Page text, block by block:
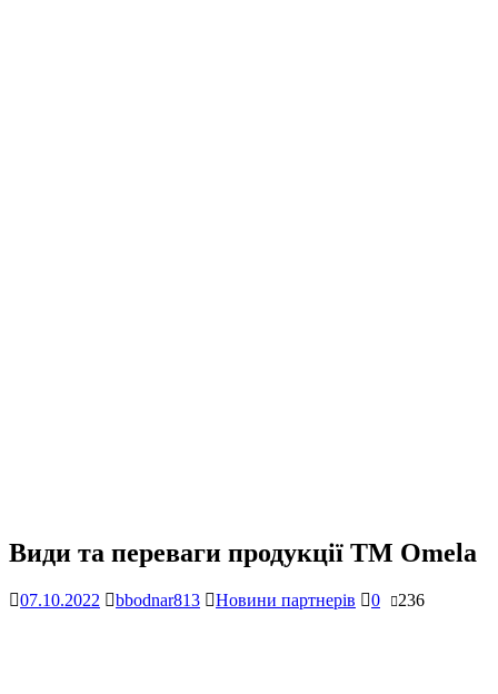
Види та переваги продукції ТМ Omela
07.10.2022 bbodnar813 Новини партнерів 0 236